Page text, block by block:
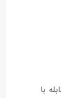
با